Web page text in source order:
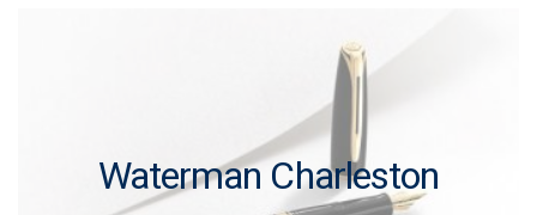
Waterman Charleston